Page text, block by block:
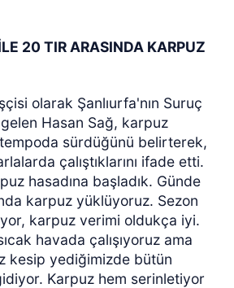
20 TIR ARASINDA KARPUZ
olarak Şanlıurfa'nın Suruç
Hasan Sağ, karpuz
tempoda sürdüğünü belirterek,
çalıştıklarını ifade etti.
hasadına başladık. Günde
karpuz yüklüyoruz. Sezon
karpuz verimi oldukça iyi.
havada çalışıyoruz ama
kesip yediğimizde bütün
Karpuz hem serinletiyor